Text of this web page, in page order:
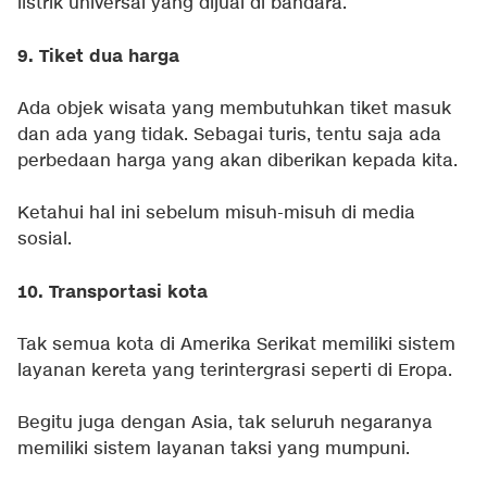
9. Tiket dua harga
Ada objek wisata yang membutuhkan tiket masuk
dan ada yang tidak. Sebagai turis, tentu saja ada
perbedaan harga yang akan diberikan kepada kita.
Ketahui hal ini sebelum misuh-misuh di media
sosial.
10. Transportasi kota
Tak semua kota di Amerika Serikat memiliki sistem
layanan kereta yang terintergrasi seperti di Eropa.
Begitu juga dengan Asia, tak seluruh negaranya
memiliki sistem layanan taksi yang mumpuni.